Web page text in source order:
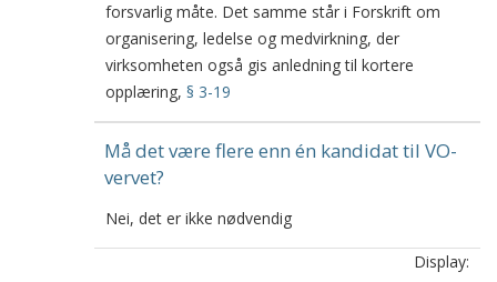
forsvarlig måte. Det samme står i Forskrift om
organisering, ledelse og medvirkning, der
virksomheten også gis anledning til kortere
opplæring, § 3-19
Må det være flere enn én kandidat til VO-
vervet?
Nei, det er ikke nødvendig
Display: